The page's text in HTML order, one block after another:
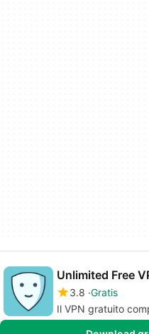
Unlimited Free
3.8 Gratis
Il VPN gratuito